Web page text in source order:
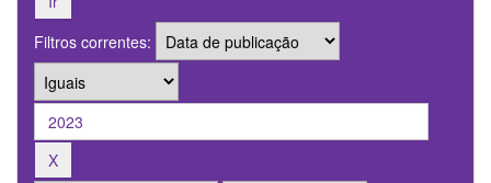
Filtros correntes: